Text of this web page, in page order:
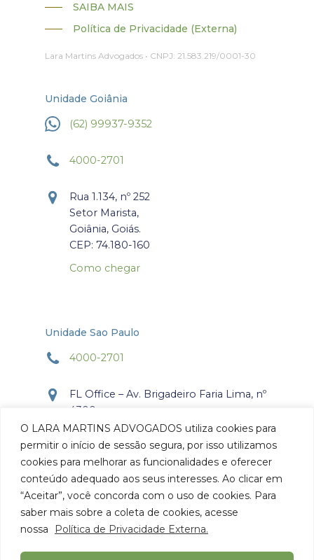
O LARA MARTINS ADVOGADOS utiliza cookies para
permitir o início de sessão segura, por isso utilizamos
cookies para melhorar as funcionalidades e oferecer
conteúdo adequado aos seus interesses. Ao clicar em
“Aceitar”, você concorda com o uso de cookies. Para
saber mais sobre a coleta de cookies, acesse
nossa
Política de Privacidade Externa.
SAIBA MAIS
Política de Privacidade (Externa)
Lara Martins Advogados • CNPJ: 21.583.219/0001-30
Unidade Goiânia
(62) 99937-9352
4000-2701
Rua 1.134, nº 252
Setor Marista,
Goiânia, Goiás.
CEP: 74.180-160
Como chegar
Unidade Sao Paulo
4000-2701
FL Office – Av. Brigadeiro Faria Lima, nº
4300
Torre Office – Sala 804
Itaim Bibi, São Paulo, SP.
CEP: 04.538-132
Como chegar